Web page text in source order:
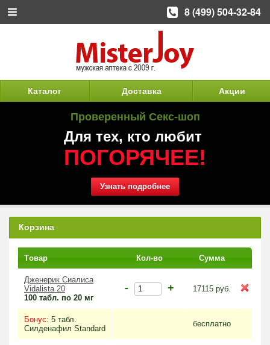
Каталог Доставка Акции
Проверенный Секс-шоп
Для тех, кто любит
ПОГОРЯЧЕЕ!
Узнать подробнее
Корзина
Tовар Кол-во Сумма
Дженерик Сиалиса
Vidalista 20
100 табл. по 20 мг
- + 17115 руб.
Бонус: 5 табл.
Силденафил Standard
бесплатно
8 (499) 504-32-84